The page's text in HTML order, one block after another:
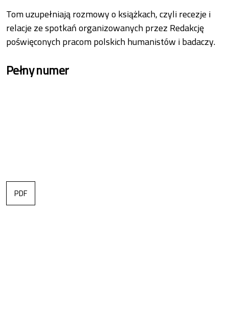
Tom uzupełniają rozmowy o książkach, czyli recezje i
relacje ze spotkań organizowanych przez Redakcję
poświęconych pracom polskich humanistów i badaczy.
Pełny numer
PDF